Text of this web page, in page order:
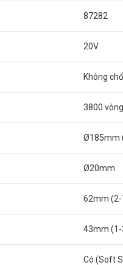
87282
20V
Không
3800
Ø185mm
Ø20mm
62mm (2-
43mm (1-
Có (Soft